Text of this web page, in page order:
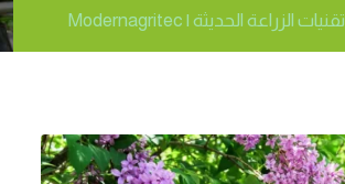
تقنيات الزراعة الحديثة | Modernagritec